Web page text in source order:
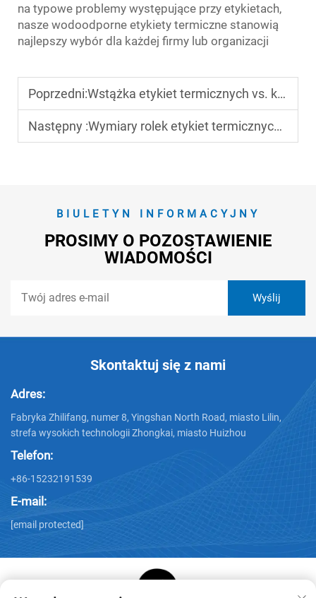
na typowe problemy występujące przy etykietach,
nasze wodoodporne etykiety termiczne stanowią
najlepszy wybór dla każdej firmy lub organizacji
Poprzedni:Wstążka etykiet termicznych vs. klejąca papier termiczny: kluczowe różnice
Następny :Wymiary rolek etykiet termicznych: dopasowane do Twojego drukarki etykiet
BIULETYN INFORMACYJNY
PROSIMY O POZOSTAWIENIE
WIADOMOŚCI
Skontaktuj się z nami
Adres:
Fabryka Zhilifang, numer 8, Yingshan North Road, miasto Lilin,
strefa wysokich technologii Zhongkai, miasto Huizhou
Telefon:
+86-15232191539
E-mail:
[email protected]